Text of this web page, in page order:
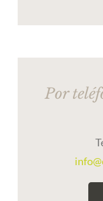
Por